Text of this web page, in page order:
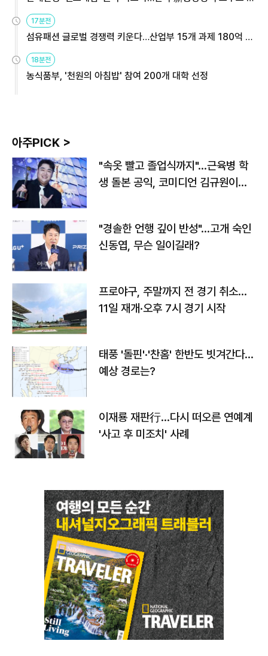
용해야
17분전
섬유패션 글로벌 경쟁력 키운다…산업부 15개 과제 180억 지
원
18분전
농식품부, '천원의 아침밥' 참여 200개 대학 선정
아주PICK >
"속옷 빨고 졸업식까지"…근육병 학
생 돌본 공익, 코미디언 김규원이었
"경솔한 언행 깊이 반성"…고개 숙인
신동엽, 무슨 일이길래?
프로야구, 주말까지 전 경기 취소…
11일 재개·오후 7시 경기 시작
태풍 '돌핀'·'찬홈' 한반도 빗겨간다…
예상 경로는?
이재룡 재판行…다시 떠오른 연예계
'사고 후 미조치' 사례